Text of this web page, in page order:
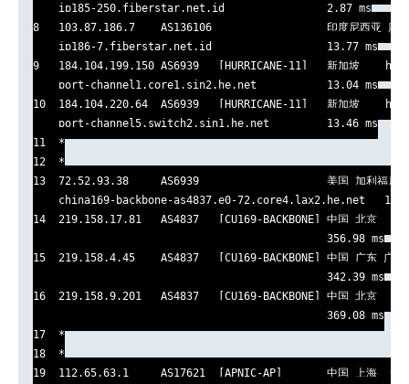
    ip185-250.fiberstar.net.id                2.87 ms
8   103.87.186.7    AS136106                  印度尼西亚 廖
    ip186-7.fiberstar.net.id                  13.77 ms
9   184.104.199.150 AS6939   [HURRICANE-11]   新加坡
    port-channel1.core1.sin2.he.net           13.04 ms
10  184.104.220.64  AS6939   [HURRICANE-11]   新加坡
    port-channel5.switch2.sin1.he.net         13.46 ms
11  *
12  *
13  72.52.93.38     AS6939                    美国 加利福尼亚 洛
china169-backbone-as4837.e0-72.core4.lax2.he.net
14  219.158.17.81   AS4837   [CU169-BACKBONE] 中国 北京
                                              356.98 ms
15  219.158.4.45    AS4837   [CU169-BACKBONE] 中国 广东 广
                                              342.39 ms
16  219.158.9.201   AS4837   [CU169-BACKBONE] 中国 北京
                                              369.08 ms
17  *
18  *
19  112.65.63.1     AS17621  [APNIC-AP]       中国 上海  普